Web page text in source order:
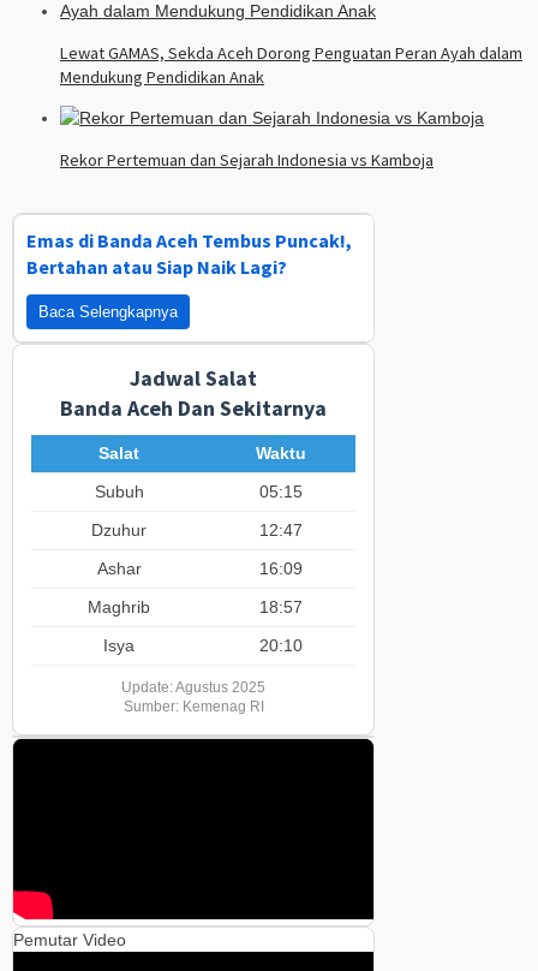
Lewat GAMAS, Sekda Aceh Dorong Penguatan Peran Ayah dalam
Mendukung Pendidikan Anak
Rekor Pertemuan dan Sejarah Indonesia vs Kamboja
Emas di Banda Aceh Tembus Puncak!,
Bertahan atau Siap Naik Lagi?
Baca Selengkapnya
Jadwal Salat
Banda Aceh Dan Sekitarnya
Salat
Waktu
Subuh
05:15
Dzuhur
12:47
Ashar
16:09
Maghrib
18:57
Isya
20:10
Update: Agustus 2025
Sumber: Kemenag RI
Pemutar Video